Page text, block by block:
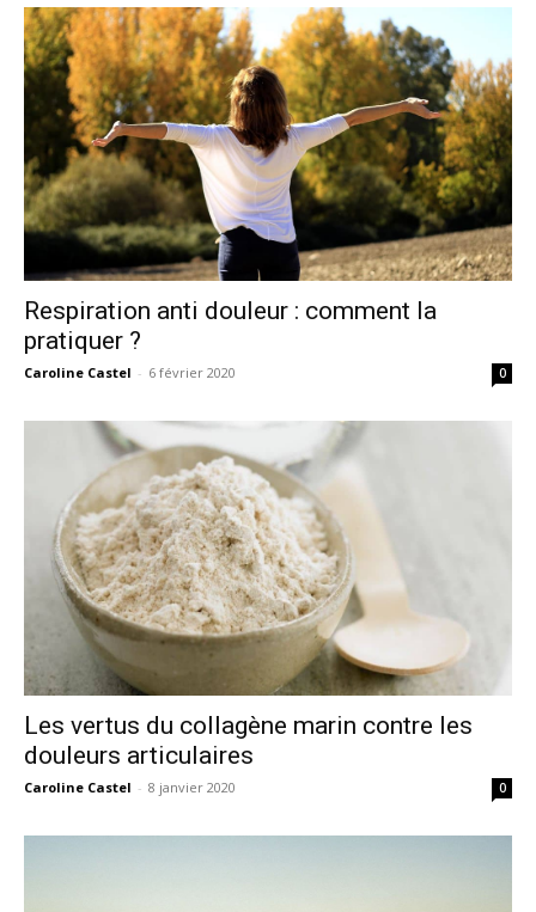
Respiration anti douleur : comment la
pratiquer ?
Caroline Castel - 6 février 2020 0
Les vertus du collagène marin contre les
douleurs articulaires
Caroline Castel - 8 janvier 2020 0